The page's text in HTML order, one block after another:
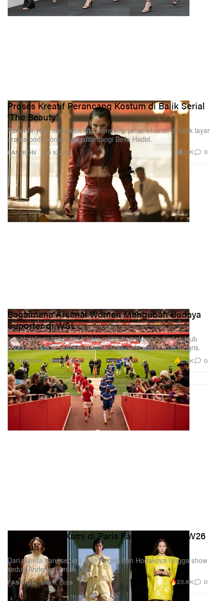
FASHION
Proses Kreatif Perancang Kostum di Balik Serial
‘The Beauty’
Sarah Snyder mengajak kita mengintip proses kreatif di balik layar
drama body horror yang dibintangi Bella Hadid.
Mar 5, 2026 1.1K 0
OLAHRAGA
Bagaimana Arsenal Women Mengubah Budaya
Suporter di WSL
Lewat peluncuran proyek baru yang digerakkan suporter, klub
London Utara ini jadi blueprint budaya olahraga putri di Inggris.
Mar 5, 2026 2.3K 0
FASHION
Show Favorit Kami di Paris Fashion Week FW26
(Sejauh Ini)
Dari talenta baru seperti Julie Kegels dan Hodakova hingga show
kedua Anderson untuk Dior.
Mar 5, 2026 23.8K 0